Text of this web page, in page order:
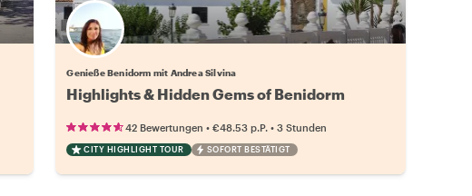
Genieße Benidorm mit Andrea Silvina
Highlights & Hidden Gems of Benidorm
42 Bewertungen •€48.53 p.P. •3 Stunden
CITY HIGHLIGHT TOUR SOFORT BESTÄTIGT